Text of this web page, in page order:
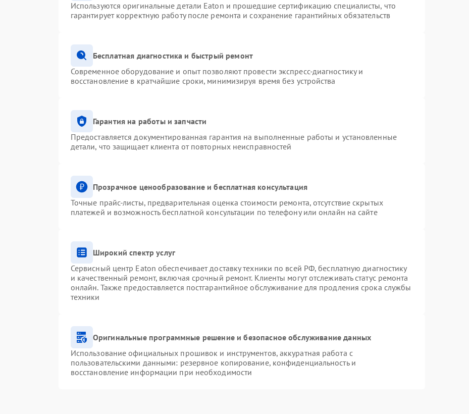
Используются оригинальные детали Eaton и прошедшие сертификацию специалисты, что
гарантирует корректную работу после ремонта и сохранение гарантийных обязательств
Бесплатная диагностика и быстрый ремонт
Современное оборудование и опыт позволяют провести экспресс-диагностику и
восстановление в кратчайшие сроки, минимизируя время без устройства
Гарантия на работы и запчасти
Предоставляется документированная гарантия на выполненные работы и установленные
детали, что защищает клиента от повторных неисправностей
Прозрачное ценообразование и бесплатная консультация
Точные прайс-листы, предварительная оценка стоимости ремонта, отсутствие скрытых
платежей и возможность бесплатной консультации по телефону или онлайн на сайте
Широкий спектр услуг
Сервисный центр Eaton обеспечивает доставку техники по всей РФ, бесплатную диагностику
и качественный ремонт, включая срочный ремонт. Клиенты могут отслеживать статус ремонта
онлайн. Также предоставляется постгарантийное обслуживание для продления срока службы
техники
Оригинальные программные решение и безопасное обслуживание данных
Использование официальных прошивок и инструментов, аккуратная работа с
пользовательскими данными: резервное копирование, конфиденциальность и
восстановление информации при необходимости